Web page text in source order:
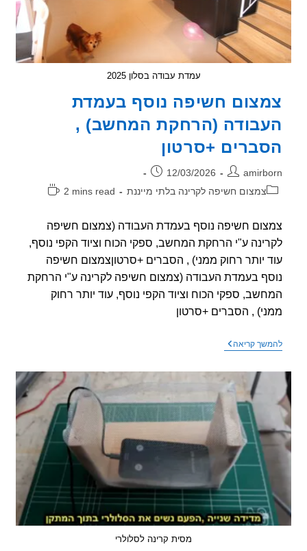
עמדת עבודה בסלון 2025
חשיפה נוסף בעמדת
(הרחקת המחשב) ,
+סרטון
פורסם:
12/03/2026
צמצום חשיפה לקרינה בלתי מייננת
זמן
2 mins read
חשיפה נוסף בעמדת העבודה (צמצום חשיפה
ע"י הרחקת המחשב, ספקי הכוח וציוד הקפי נוסף,
יותר רחוק ממני) , הסברים +סרטוןצמצום חשיפה
בעמדת העבודה (צמצום חשיפה לקרינה ע"י הרחקת
ספקי הכוח וציוד הקפי נוסף, עוד יותר רחוק
, הסברים +סרטון
קריאהצמצום
בעמדת
העבודה
(הרחקת
המחשב)
הסברים
+סרטון
מסית קרינה לסלולרי